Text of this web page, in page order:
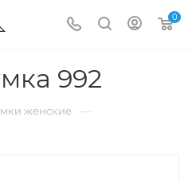
0
992
женские —